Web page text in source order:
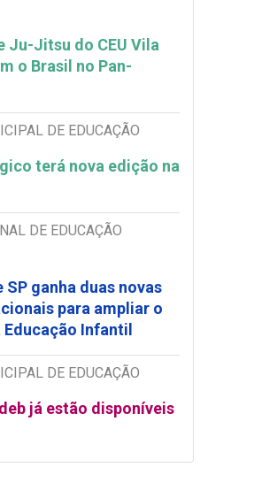
Ju-Jitsu do CEU Vila
o Brasil no Pan-
DE EDUCAÇÃO
terá nova edição na
DE EDUCAÇÃO
SP ganha duas novas
para ampliar o
Infantil
DE EDUCAÇÃO
já estão disponíveis